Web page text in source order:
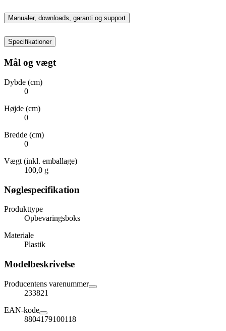
Manualer, downloads, garanti og support
Specifikationer
Mål og vægt
Dybde (cm)
0
Højde (cm)
0
Bredde (cm)
0
Vægt (inkl. emballage)
100,0 g
Nøglespecifikation
Produkttype
Opbevaringsboks
Materiale
Plastik
Modelbeskrivelse
Producentens varenummer
233821
EAN-kode
8804179100118